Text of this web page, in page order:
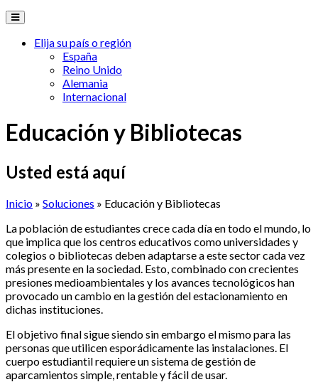
Elija su país o región
España
Reino Unido
Alemania
Internacional
Educación y Bibliotecas
Usted está aquí
Inicio » Soluciones » Educación y Bibliotecas
Lapoblacióndeestudiantes crececadadíaentodoelmundo , lo
que implicaque los centros educativos comouniversidades y
colegios o bibliotecas debenadaptarseaestesectorcadavez
más presenteen lasociedad Esto combinadoconcrecientes
presiones medioambientales y los avances tecnológicos han
provocadouncambioen lagestióndelestacionamientoen
dichas instituciones
Elobjetivofinalsiguesiendosin embargo elmismopara las
personas que utilicen esporádicamente las instalaciones. El
cuerpo estudiantil requiere unsistemadegestiónde
aparcamientos simple, rentable yfácildeusar.